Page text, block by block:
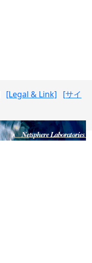
[Legal & Link]
[サイ